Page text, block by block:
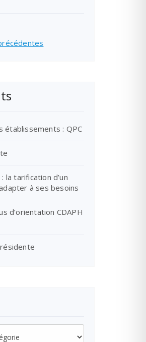
établissements : QPC
la tarification d’un
à ses besoins
d’orientation CDAPH